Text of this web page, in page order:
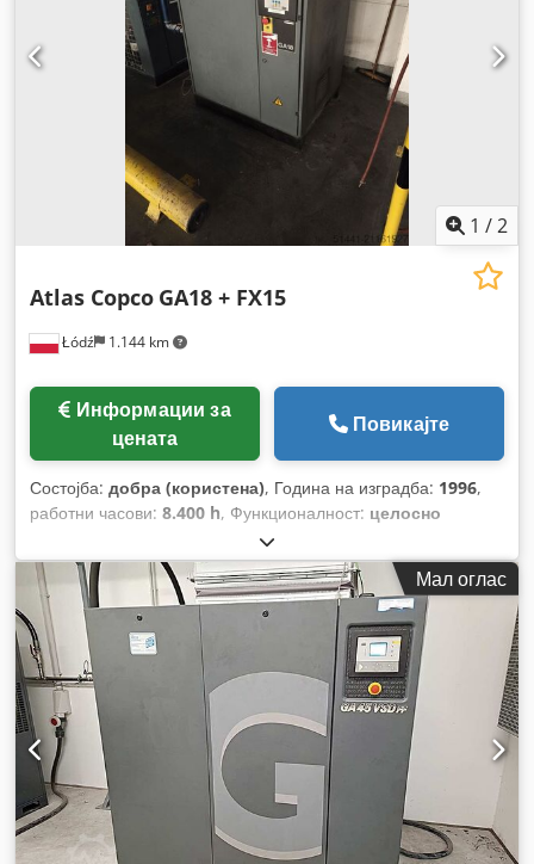
1 /2
Łódź 1.144 km
Atlas Copco GA18 + FX15
цената
Повикајте
Состојба: добра (користена), Година на изградба: 1996,
работни часови: 8.400 h, Функционалност: целосно
18,5 kW (25,15 коњски сили)
работен притисок:8 греда,
Мал оглас